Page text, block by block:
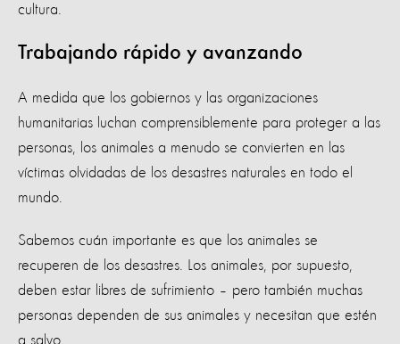
cultura.
Trabajando rápido y avanzando
A medida que los gobiernos y las organizaciones
humanitarias luchan comprensiblemente para proteger a las
personas, los animales a menudo se convierten en las
víctimas olvidadas de los desastres naturales en todo el
mundo.
Sabemos cuán importante es que los animales se
recuperen de los desastres. Los animales, por supuesto,
deben estar libres de sufrimiento – pero también muchas
personas dependen de sus animales y necesitan que estén
a salvo.